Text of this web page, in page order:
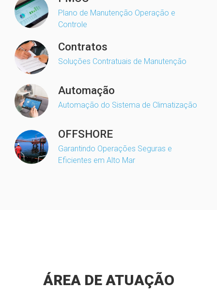
Plano de Manutenção Operação e
Controle
Contratos
Soluções Contratuais de Manutenção
Automação
Automação do Sistema de Climatização
OFFSHORE
Garantindo Operações Seguras e
Eficientes em Alto Mar
ÁREA DE ATUAÇÃO